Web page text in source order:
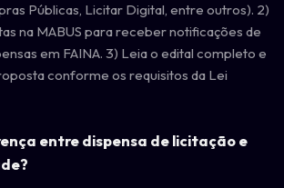
Públicas, Licitar Digital, entre outros). 2)
na MABUS para receber notificações de
em FAINA. 3) Leia o edital completo e
conforme os requisitos da Lei
entre dispensa de licitação e